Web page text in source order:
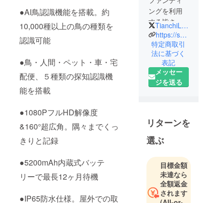
●AI鳥認識機能を搭載。約
10,000種以上の鳥の種類を
認識可能
●鳥・人間・ペット・車・宅
配便、５種類の探知認識機
能を搭載
●1080PフルHD解像度
&160°超広角。隅々までくっ
きりと記録
●5200mAh内蔵式バッテ
リーで最長12ヶ月待機
●IP65防水仕様。屋外での取
ングを利用
する皆さ
ん：
我々
「Spheretek
Japan株式
会社」は、
業を中心と
した商社で
す。日本＆
製品をお互
いに紹介・
販売するこ
とで、皆に
TianchiLiang
https://spheretekjapan.home.blog/
特定商取引
法に基づく
表記
メッセー
ジを送る
リターンを
選ぶ
目標金額
未達なら
全額返金
されます